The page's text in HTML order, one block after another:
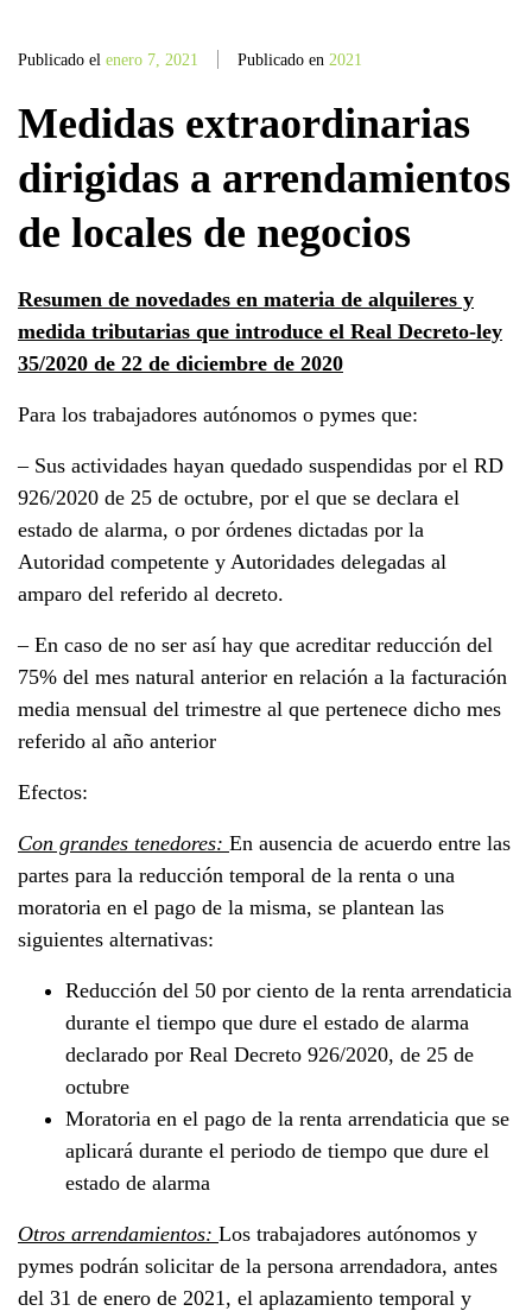
Publicado el enero 7, 2021 Publicado en 2021
Medidas extraordinarias
dirigidas a arrendamientos
de locales de negocios
Resumen de novedades en materia de alquileres y
medida tributarias que introduce el Real Decreto-ley
35/2020 de 22 de diciembre de 2020
Para los trabajadores autónomos o pymes que:
– Sus actividades hayan quedado suspendidas por el RD
926/2020 de 25 de octubre, por el que se declara el
estado de alarma, o por órdenes dictadas por la
Autoridad competente y Autoridades delegadas al
amparo del referido al decreto.
– En caso de no ser así hay que acreditar reducción del
75% del mes natural anterior en relación a la facturación
media mensual del trimestre al que pertenece dicho mes
referido al año anterior
Efectos:
Con grandes tenedores: En ausencia de acuerdo entre las
partes para la reducción temporal de la renta o una
moratoria en el pago de la misma, se plantean las
siguientes alternativas:
Reducción del 50 por ciento de la renta arrendaticia
durante el tiempo que dure el estado de alarma
declarado por Real Decreto 926/2020, de 25 de
octubre
Moratoria en el pago de la renta arrendaticia que se
aplicará durante el periodo de tiempo que dure el
estado de alarma
Otros arrendamientos: Los trabajadores autónomos y
pymes podrán solicitar de la persona arrendadora, antes
del 31 de enero de 2021, el aplazamiento temporal y